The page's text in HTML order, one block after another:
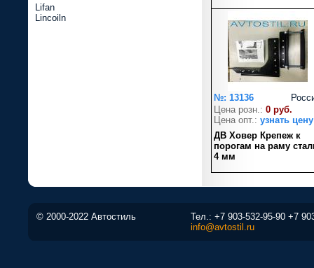
№: 13136
Цена розн.: 0 руб.
Цена опт.: узнать цену
ДВ Ховер Крепеж к
порогам на раму
4 мм
Lifan
Lincoiln
© 2000-2022 Автостиль Тел.: +7 903-532-95-90 +7
info@avtostil.ru